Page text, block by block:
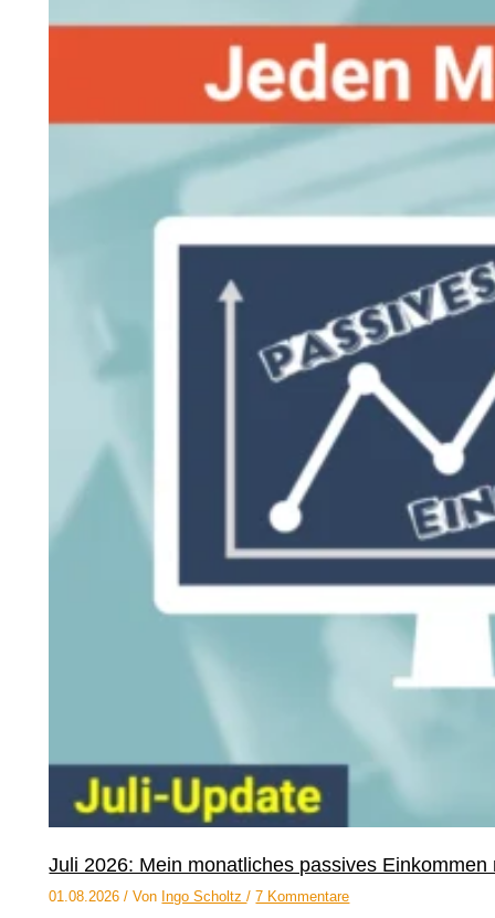
Juli 2026: Mein monatliches passives Einkommen
01.08.2026/ Von Ingo Scholtz/7 Kommentare